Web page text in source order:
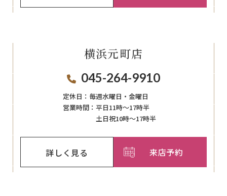
横浜元町店
045-264-9910
定休日： 毎週⽔曜⽇‧⾦曜⽇
営業時間： 平日11時～17時半
土日祝10時～17時半
詳しく見る 来店予約